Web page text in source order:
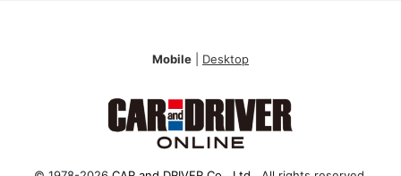
Mobile Desktop